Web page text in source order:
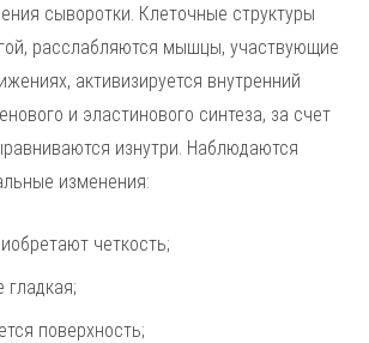
сыворотки. Клеточные структуры
расслабляются мышцы, участвующие
активизируется внутренний
и эластинового синтеза, за счет
изнутри. Наблюдаются
изменения:
четкость;
поверхность;